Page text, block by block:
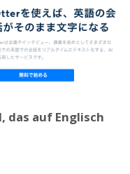
das auf Englisch